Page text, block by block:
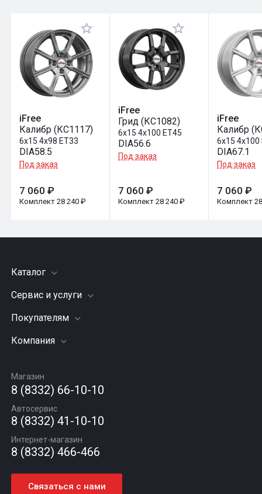
Оставить отзыв
iFree
Калибр (КС1117)
6x15 4x98 ET33
DIA58.5
Под заказ
7 060 ₽
Комплект 28 240 ₽
iFree
Грид (КС1082)
6x15 4x100 ET45
DIA56.6
Под заказ
7 060 ₽
Комплект 28 240 ₽
iFree
Калибр
6x15 4x100
DIA67.1
Под заказ
7 060 ₽
Комплект
Каталог
Шины
Грузовые шины
Диски
Автомасла
Сервис и услуги
Заправка кондиционера
Подвеска (ходовая часть)
Шиномонтаж
Покупателям
Акции
Гарантии и возврат
Компания
Вакансии
Новости
Статьи
Контакты
Магазин
8 (8332) 66-10-10
Автосервис
8 (8332) 41-10-10
Интернет-магазин
8 (8332) 466-466
Связаться с нами